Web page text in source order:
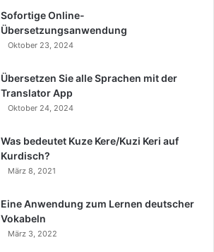
Sofortige Online-
Übersetzungsanwendung
Oktober 23, 2024
Übersetzen Sie alle Sprachen mit der
Translator App
Oktober 24, 2024
Was bedeutet Kuze Kere/Kuzi Keri auf
Kurdisch?
März 8, 2021
Eine Anwendung zum Lernen deutscher
Vokabeln
März 3, 2022